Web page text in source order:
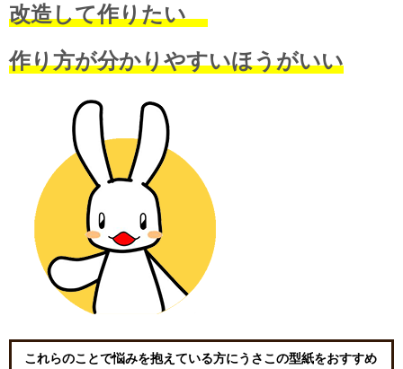
改造して作りたい
作り方が分かりやすいほうがいい
これらのことで悩みを抱えている方にうさこの型紙をおすすめ